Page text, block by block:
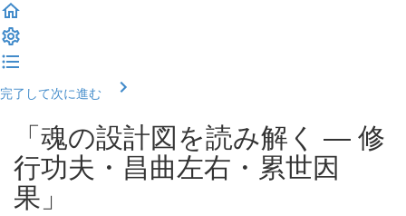
完了して次に進む
「魂の設計図を読み解く ― 修
行功夫・昌曲左右・累世因
果」